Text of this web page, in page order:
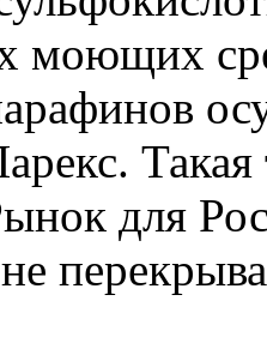
моющих
для